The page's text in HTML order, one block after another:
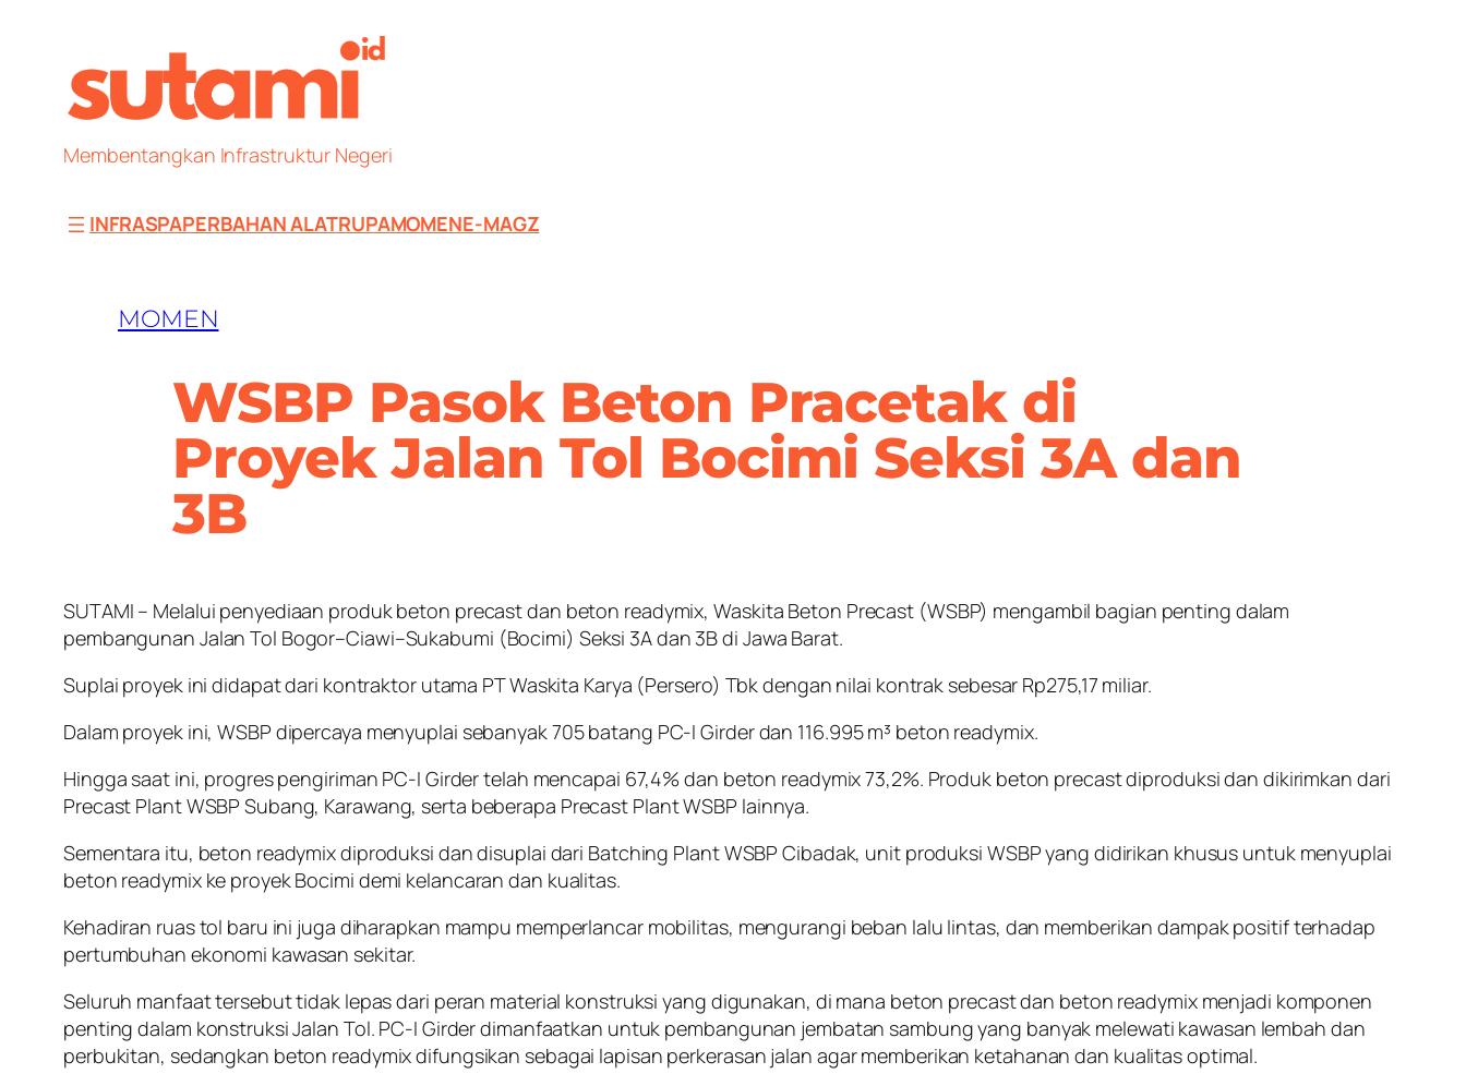
content
Membentangkan Infrastruktur Negeri
INFRASPAPERBAHAN ALATRUPAMOMENE-MAGZ
MOMEN
WSBP Pasok Beton Pracetak di
Proyek Jalan Tol Bocimi Seksi 3A dan
3B
SUTAMI – Melalui penyediaan produk beton precast dan beton readymix, Waskita Beton Precast (WSBP) mengambil bagian penting dalam
pembangunan Jalan Tol Bogor–Ciawi–Sukabumi (Bocimi) Seksi 3A dan 3B di Jawa Barat.
Suplai proyek ini didapat dari kontraktor utama PT Waskita Karya (Persero) Tbk dengan nilai kontrak sebesar Rp275,17 miliar.
Dalam proyek ini, WSBP dipercaya menyuplai sebanyak 705 batang PC-I Girder dan 116.995 m³ beton readymix.
Hingga saat ini, progres pengiriman PC-I Girder telah mencapai 67,4% dan beton readymix 73,2%. Produk beton precast diproduksi dan dikirimkan dari
Precast Plant WSBP Subang, Karawang, serta beberapa Precast Plant WSBP lainnya.
Sementara itu, beton readymix diproduksi dan disuplai dari Batching Plant WSBP Cibadak, unit produksi WSBP yang didirikan khusus untuk menyuplai
beton readymix ke proyek Bocimi demi kelancaran dan kualitas.
Kehadiran ruas tol baru ini juga diharapkan mampu memperlancar mobilitas, mengurangi beban lalu lintas, dan memberikan dampak positif terhadap
pertumbuhan ekonomi kawasan sekitar.
Seluruh manfaat tersebut tidak lepas dari peran material konstruksi yang digunakan, di mana beton precast dan beton readymix menjadi komponen
penting dalam konstruksi Jalan Tol. PC-I Girder dimanfaatkan untuk pembangunan jembatan sambung yang banyak melewati kawasan lembah dan
perbukitan, sedangkan beton readymix difungsikan sebagai lapisan perkerasan jalan agar memberikan ketahanan dan kualitas optimal.